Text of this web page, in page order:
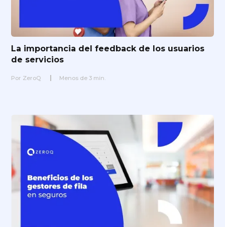
La importancia del feedback de los usuarios
de servicios
Por ZeroQ Menos de 3 min.